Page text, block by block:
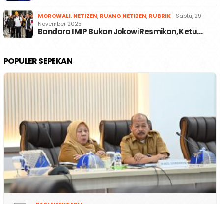
MOROWALI, NETIZEN, RUANG NETIZEN, RUBRIK
Sabtu, 29
November 2025
Bandara IMIP Bukan Jokowi Resmikan, Ketu…
POPULER SEPEKAN